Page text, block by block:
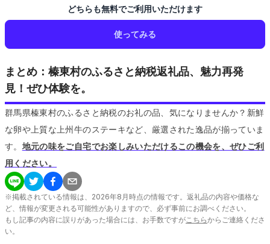
どちらも無料でご利用いただけます
使ってみる
まとめ：榛東村のふるさと納税返礼品、魅力再発
見！ぜひ体験を。
群馬県榛東村のふるさと納税のお礼の品、気になりませんか？新鮮
な卵や上質な上州牛のステーキなど、厳選された逸品が揃っていま
す。 地元の味をご自宅でお楽しみいただけるこの機会を、ぜひご利
用ください。
※掲載されている情報は、 2026年8 月時点の情報です。返礼品の内容や価格な
ど、情報が変更される可能性がありますので、必ず事前にお調べください。
もし記事の内容に誤りがあった場合には、お手数ですがこちらからご連絡くださ
い。